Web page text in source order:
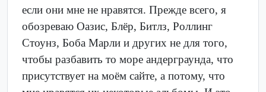
если они мне не нравятся. Прежде всего, я
обозреваю Оазис, Блёр, Битлз, Роллинг
Стоунз, Боба Марли и других не для того,
чтобы разбавить то море андерграунда, что
присутствует на моём сайте, а потому, что